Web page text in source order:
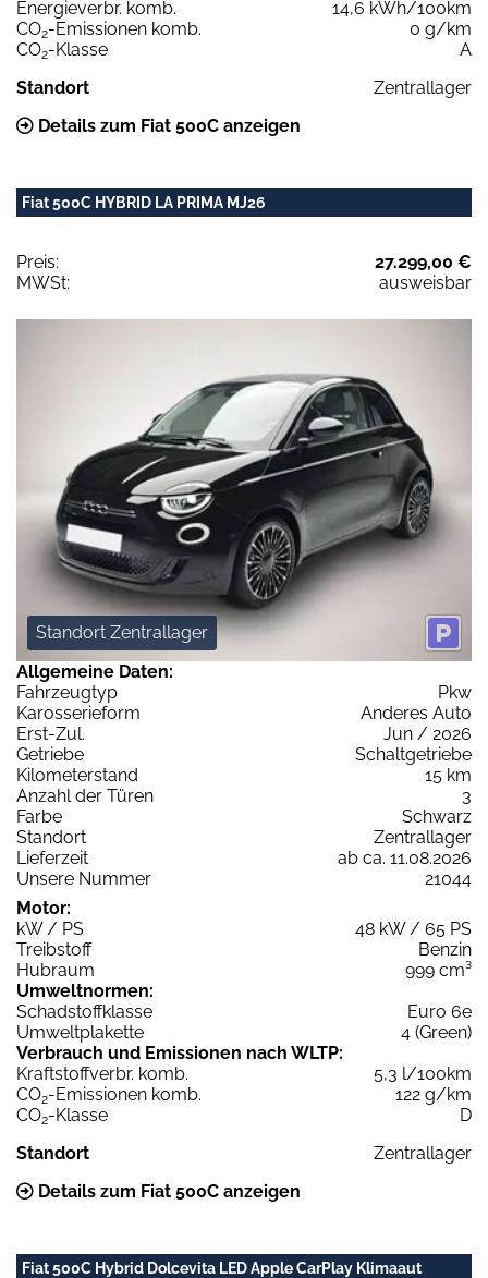
Energieverbr. komb.
14,6 kWh/100km
CO2-Emissionen komb.
0 g/km
CO2-Klasse
A
Standort
Zentrallager
Details zum Fiat 500C anzeigen
Fiat 500C HYBRID LA PRIMA MJ26
Preis:
27.299,00 €
MWSt:
ausweisbar
Standort Zentrallager
Allgemeine Daten:
Fahrzeugtyp
Pkw
Karosserieform
Anderes Auto
Erst-Zul.
Jun / 2026
Getriebe
Schaltgetriebe
Kilometerstand
15 km
Anzahl der Türen
3
Farbe
Schwarz
Standort
Zentrallager
Lieferzeit
ab ca. 11.08.2026
Unsere Nummer
21044
Motor:
kW / PS
48 kW / 65 PS
Treibstoff
Benzin
Hubraum
999 cm³
Umweltnormen:
Schadstoffklasse
Euro 6e
Umweltplakette
4 (Green)
Verbrauch und Emissionen nach WLTP:
Kraftstoffverbr. komb.
5,3 l/100km
CO2-Emissionen komb.
122 g/km
CO2-Klasse
D
Standort
Zentrallager
Details zum Fiat 500C anzeigen
Fiat 500C Hybrid Dolcevita LED Apple CarPlay Klimaaut